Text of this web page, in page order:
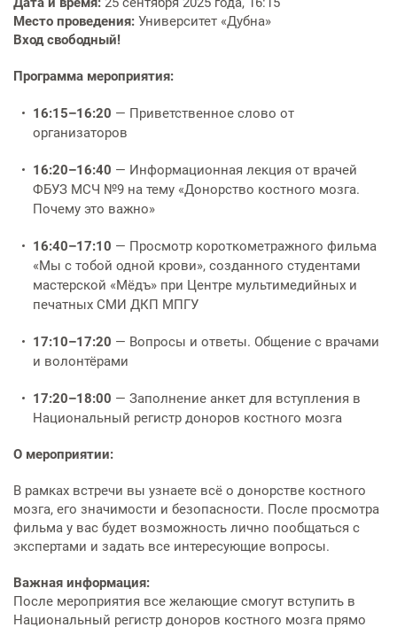
Услуги по обеспечению
комфортности пребывания в
отделениях стационара
сопровождение
Место проведения: Университет «Дубна»
Вход свободный!
Программа мероприятия:
16:15–16:20 — Приветственное слово от
организаторов
16:20–16:40 — Информационная лекция от врачей
ФБУЗ МСЧ №9 на тему «Донорство костного мозга.
Почему это важно»
16:40–17:10 — Просмотр короткометражного фильма
«Мы с тобой одной крови», созданного студентами
мастерской «Мёдъ» при Центре мультимедийных и
печатных СМИ ДКП МПГУ
17:10–17:20 — Вопросы и ответы. Общение с врачами
и волонтёрами
17:20–18:00 — Заполнение анкет для вступления в
Национальный регистр доноров костного мозга
О мероприятии:
В рамках встречи вы узнаете всё о донорстве костного
мозга, его значимости и безопасности. После просмотра
фильма у вас будет возможность лично пообщаться с
экспертами и задать все интересующие вопросы.
Важная информация:
После мероприятия все желающие смогут вступить в
Национальный регистр доноров костного мозга прямо